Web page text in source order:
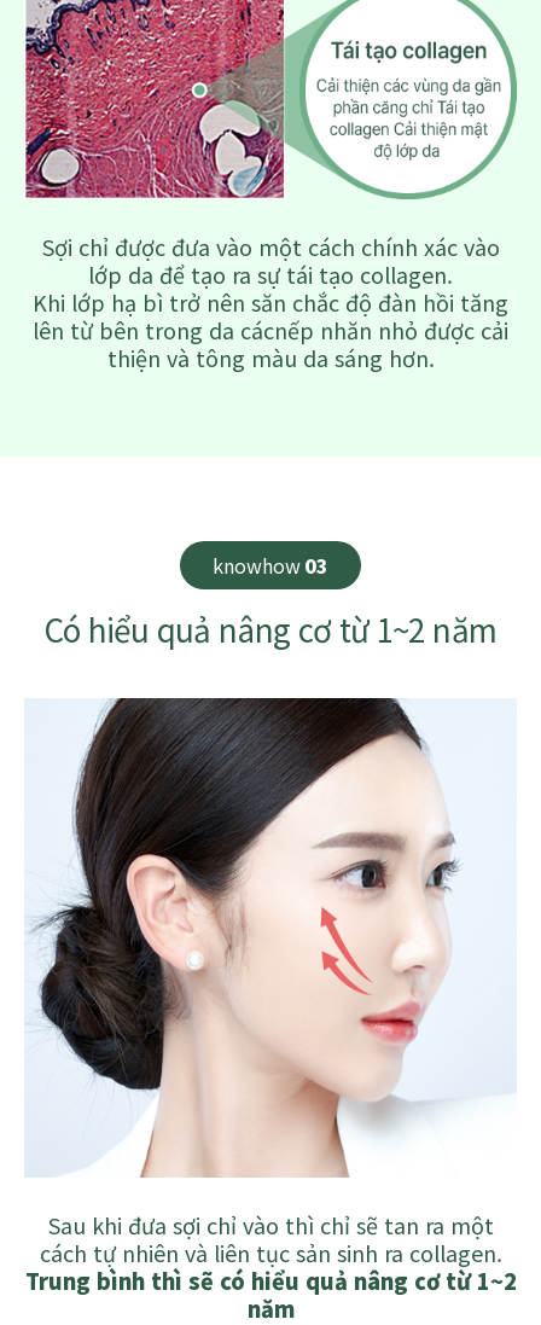
Sợi chỉ được đưa vào một cách chính xác vào
lớp da để tạo ra sự tái tạo collagen.
Khi lớp hạ bì trở nên săn chắc độ đàn hồi tăng
lên từ bên trong da cácnếp nhăn nhỏ được cải
thiện và tông màu da sáng hơn.
knowhow03
Có hiểu quả nâng cơ từ 1~2 năm
Sau khi đưa sợi chỉ vào thì chỉ sẽ tan ra một
cách tự nhiên và liên tục sản sinh ra collagen.
Trung bình thì sẽ có hiểu quả nâng cơ từ 1~2
năm